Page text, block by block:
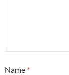
Name *